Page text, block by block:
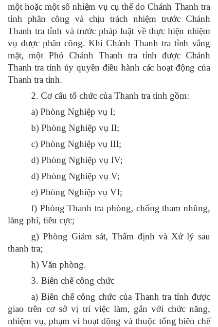
một hoặc một số nhiệm vụ cụ thể do Chánh Thanh tra
tỉnh phân công và chịu trách nhiệm trước Chánh
Thanh tra tỉnh và trước pháp luật về thực hiện nhiệm
vụ được phân công. Khi Chánh Thanh tra tỉnh vắng
mặt, một Phó Chánh Thanh tra tỉnh được Chánh
Thanh tra tỉnh ủy quyền điều hành các hoạt động của
Thanh tra tỉnh.
2. Cơ cấu tổ chức của Thanh tra tỉnh gồm:
a) Phòng Nghiệp vụ I;
b) Phòng Nghiệp vụ II;
c) Phòng Nghiệp vụ III;
d) Phòng Nghiệp vụ IV;
đ) Phòng Nghiệp vụ V;
e) Phòng Nghiệp vụ VI;
f) Phòng Thanh tra phòng, chống tham nhũng,
lãng phí, tiêu cực;
g) Phòng Giám sát, Thẩm định và Xử lý sau
thanh tra;
h) Văn phòng.
3. Biên chế công chức
a) Biên chế công chức của Thanh tra tỉnh được
giao trên cơ sở vị trí việc làm, gắn với chức năng,
nhiệm vụ, phạm vi hoạt động và thuộc tổng biên chế